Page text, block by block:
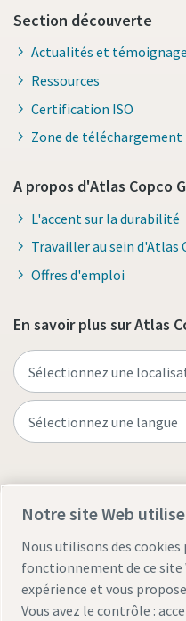
Section découverte
Actualités et
Ressources
Certification ISO
Zone de téléchargement
A propos d'Atlas Copco
L'accent sur la durabilité
Travailler au sein d'Atlas
Offres d'emploi
En savoir plus sur Atlas
Notre site Web
Nous utilisons des
fonctionnement de ce
expérience et vous
Vous avez le contrôle :